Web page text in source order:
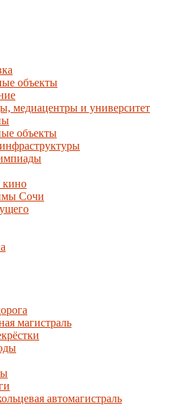
объекты
медиацентры и университет
объекты
кино
Сочи
магистраль
автомагистраль